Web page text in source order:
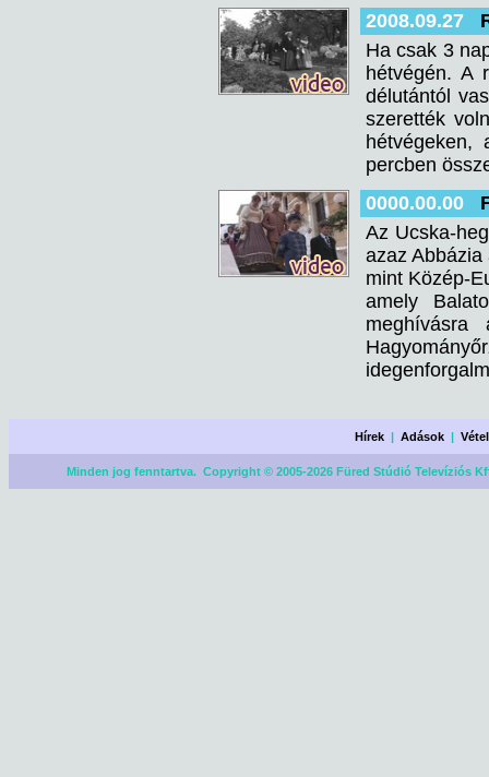
2008.09.27
Ha csak 3
hétvégén. A
délutántól
szerették
hétvégeken,
percben
0000.00.00
Az Ucska-
azaz
mint Közép-
amely
meghívásra
Hírek |Adások |
Minden jog fenntartva. Copyright © 2005-2026 Füred Stúdió Televíziós